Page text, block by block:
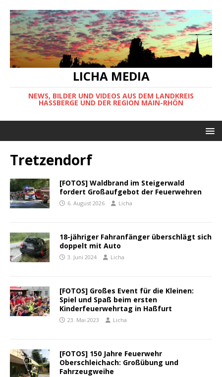
LICHA MEDIA
NEWS, BILDER UND VIDEOS AUS DEM LANDKREIS
HASSBERGE UND DER REGION MAIN-RHÖN
Tretzendorf
[FOTOS] Waldbrand im Steigerwald
fordert Großaufgebot der Feuerwehren
6. August 2026 Licha
18-jähriger Fahranfänger überschlägt sich
doppelt mit Auto
3. Juni 2024 Licha
[FOTOS] Großes Event für die Kleinen:
Spiel und Spaß beim ersten
Kinderfeuerwehrtag in Haßfurt
23. Mai 2023 Licha
[FOTOS] 150 Jahre Feuerwehr
Oberschleichach: Großübung und
Fahrzeugweihe